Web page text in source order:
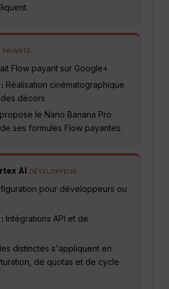
PAYANTE
Flow payant sur Google+
Réalisation cinématographique
décors
le Nano Banana Pro
ses formules Flow payantes.
AI DÉVELOPPEUR
pour développeurs ou
Intégrations API et de
distinctes s'appliquent en
de quotas et de cycle